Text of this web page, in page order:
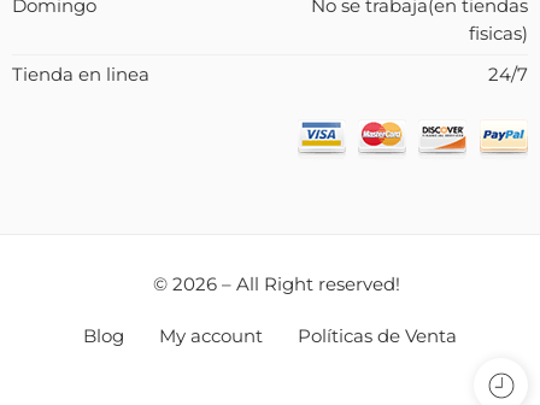
Domingo
No se trabaja(en tiendas
fisicas)
Tienda en linea
24/7
© 2026 – All Right reserved!
Blog My account Políticas de Venta